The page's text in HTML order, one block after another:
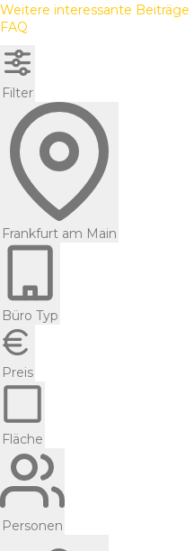
Weitere interessante Beiträge
FAQ
Filter
Frankfurt am Main
Büro Typ
Preis
Fläche
Personen